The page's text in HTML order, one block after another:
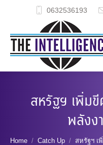
0632536193
สหรัฐฯ เพิ่ม
พลังง
You are here:
Home Catch Up สหรัฐฯ เ